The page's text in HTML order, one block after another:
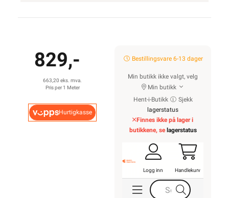
829,-
663,20 eks. mva.
Pris per 1 Meter
Hurtigkasse
Bestillingsvare 6-13 dager
Min butikk ikke valgt, velg
Min butikk
Hent-i-Butikk
Sjekk
lagerstatus
Finnes ikke på lager i
butikkene, se lagerstatus
Logg inn Handlekurv